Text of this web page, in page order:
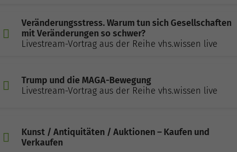
Veränderungsstress. Warum tun sich Gesellschaften
mit Veränderungen so schwer?
Livestream-Vortrag aus der Reihe vhs.wissen live
Trump und die MAGA-Bewegung
Livestream-Vortrag aus der Reihe vhs.wissen live
Kunst / Antiquitäten / Auktionen – Kaufen und
Verkaufen